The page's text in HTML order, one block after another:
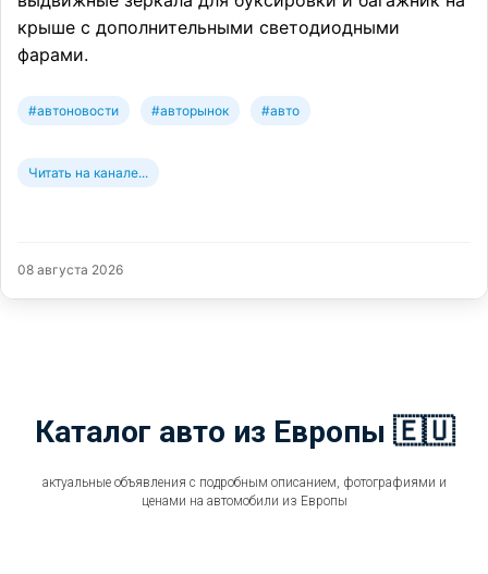
крыше с дополнительными светодиодными
фарами.
#автоновости #авторынок #авто
Читать на канале...
08 августа 2026
Каталог авто из Европы 🇪🇺
актуальные объявления с подробным описанием, фотографиями и
ценами на автомобили из Европы